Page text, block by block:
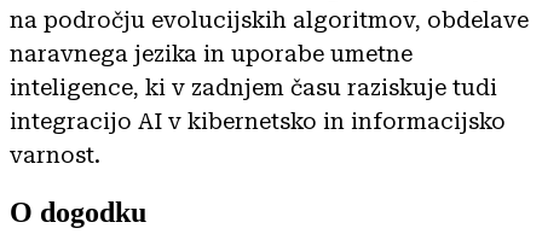
na področju evolucijskih algoritmov, obdelave
naravnega jezika in uporabe umetne
inteligence, ki v zadnjem času raziskuje tudi
integracijo AI v kibernetsko in informacijsko
varnost.
O dogodku